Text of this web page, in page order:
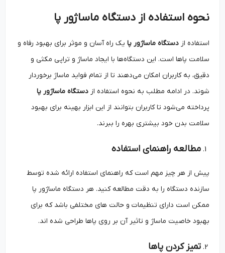
نحوه استفاده از دستگاه ماساژور پا
استفاده ازدستگاه ماساژور پایک راه آسان و موثر برای بهبود رفاه و
سلامت پاها است. این دستگاه‌ها با ایجاد ماساژ و تراپی مکثی و
دقیق، به کاربران امکان می‌دهند تا از تمام فواید ماساژ برخوردار
شوند. در ادامه مطلب به نحوه استفاده ازدستگاه ماساژور پا
پرداخته می‌شود تا کاربران بتوانند از این ابزار بهینه برای بهبود
سلامت بدن خود بیشتری بهره را ببرند.
مطالعه راهنمای استفاده
پیش از هر چیز مهم است که راهنمای استفاده ارائه شده توسط
سازنده دستگاه را به دقت مطالعه کنید. هر دستگاه ماساژور پا
ممکن است دارای تنظیمات و حالت‌ های مختلفی باشد که برای
بهبود خاصیت ماساژ و تاثیر آن بر روی پاها طراحی شده ‌اند.
تمیز کردن پاها